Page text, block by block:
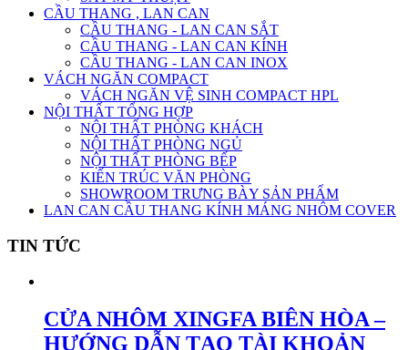
CẦU THANG , LAN CAN
CẦU THANG - LAN CAN SẮT
CẦU THANG - LAN CAN KÍNH
CẦU THANG - LAN CAN INOX
VÁCH NGĂN COMPACT
VÁCH NGĂN VỆ SINH COMPACT HPL
NỘI THẤT TỔNG HỢP
NỘI THẤT PHÒNG KHÁCH
NỘI THẤT PHÒNG NGỦ
NỘI THẤT PHÒNG BẾP
KIẾN TRÚC VĂN PHÒNG
SHOWROOM TRƯNG BÀY SẢN PHẨM
LAN CAN CẦU THANG KÍNH MÁNG NHÔM COVER
TIN TỨC
CỬA NHÔM XINGFA BIÊN HÒA –
HƯỚNG DẪN TẠO TÀI KHOẢN